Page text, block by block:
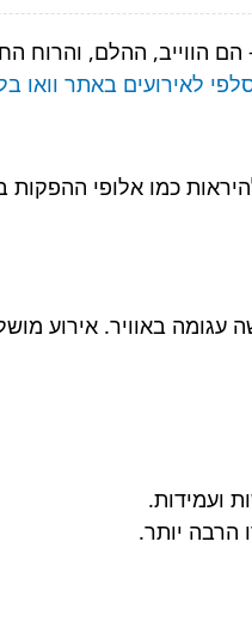
הם הווייב, ההלם,
לאירועים באתר וואו
כמו אלופי ההפקות
באוויר. אירוע
ועמידות.
הרבה יותר.